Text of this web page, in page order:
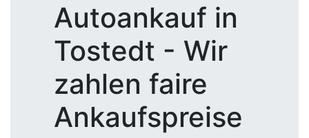
Autoankauf in
Tostedt - Wir
zahlen faire
Ankaufspreise